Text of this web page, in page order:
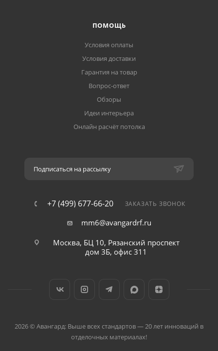
ПОМОЩЬ
Условия оплаты
Условия доставки
Гарантия на товар
Вопрос-ответ
Обзоры
Идеи интерьера
Онлайн расчёт потолка
Подписаться на рассылку
+7 (499) 677-66-20 ЗАКАЗАТЬ ЗВОНОК
mm6@avangardrf.ru
Москва, БЦ 10, Рязанский проспект
дом 3Б, офис 311
2026 © Авангард: Выше всех стандартов — 20 лет инноваций в
отделочных материалах!